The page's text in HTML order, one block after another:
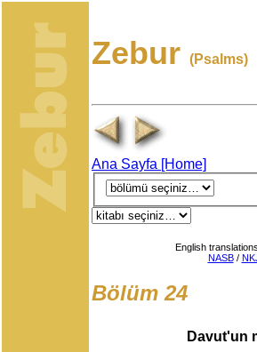
Zebur (Psalms)
Ana Sayfa [Home]
English
NASB/
Bölüm 24
Davut'un